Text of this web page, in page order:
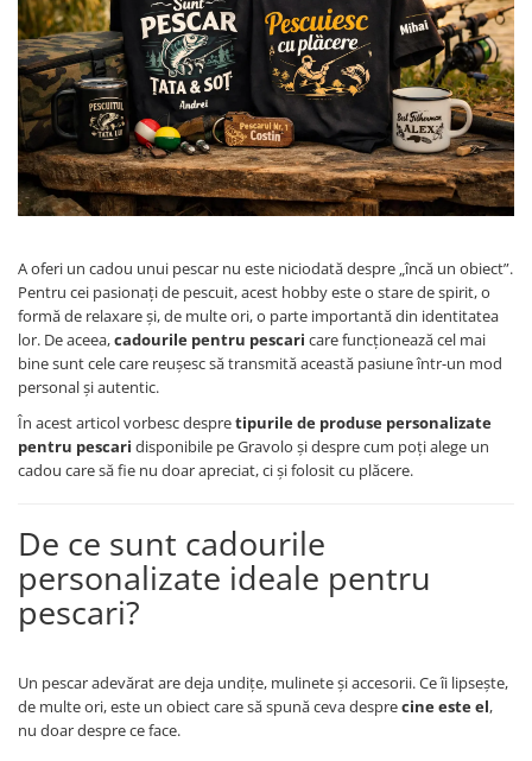
Body bebelusi personalizate
Perne personalizate
Plusuri personalizate
Agende personalizate
Etichete pentru sticla de vin
Cadouri Personalizate Unice
Cadouri pentru Doctori
Cadouri Pensionare
Cadouri Profesori
A oferi un cadou unui pescar nu este niciodată despre „încă un obiect”.
Pentru cei pasionați de pescuit, acest hobby este o stare de spirit, o
formă de relaxare și, de multe ori, o parte importantă din identitatea
lor. De aceea,cadourile pentru pescari care funcționează cel mai
bine sunt cele care reușesc să transmită această pasiune într-un mod
personal și autentic.
În acest articol vorbesc despretipurile de produse personalizate
pentru pescari disponibile pe Gravolo și despre cum poți alege un
cadou care să fie nu doar apreciat, ci și folosit cu plăcere.
De ce sunt cadourile
personalizate ideale pentru
pescari?
Un pescar adevărat are deja undițe, mulinete și accesorii. Ce îi lipsește,
de multe ori, este un obiect care să spună ceva desprecine este el,
nu doar despre ce face.